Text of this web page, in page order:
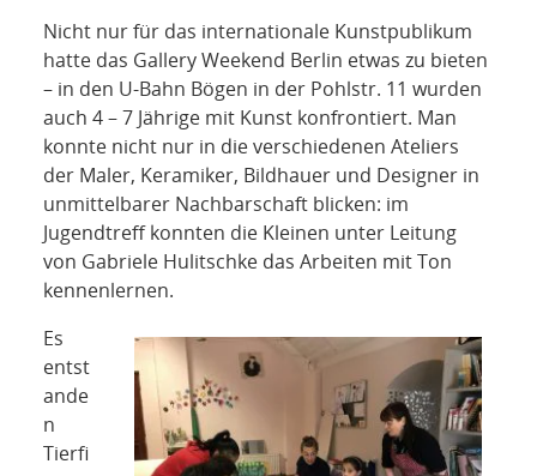
RUBRIKEN
NETZWERK
SPONSORING
KONTAKT
Nicht nur für das internationale Kunstpublikum
hatte das Gallery Weekend Berlin etwas zu bieten
– in den U-Bahn Bögen in der Pohlstr. 11 wurden
auch 4 – 7 Jährige mit Kunst konfrontiert. Man
konnte nicht nur in die verschiedenen Ateliers
der Maler, Keramiker, Bildhauer und Designer in
unmittelbarer Nachbarschaft blicken: im
Jugendtreff konnten die Kleinen unter Leitung
von Gabriele Hulitschke das Arbeiten mit Ton
kennenlernen.
Es
entst
ande
n
Tierfi